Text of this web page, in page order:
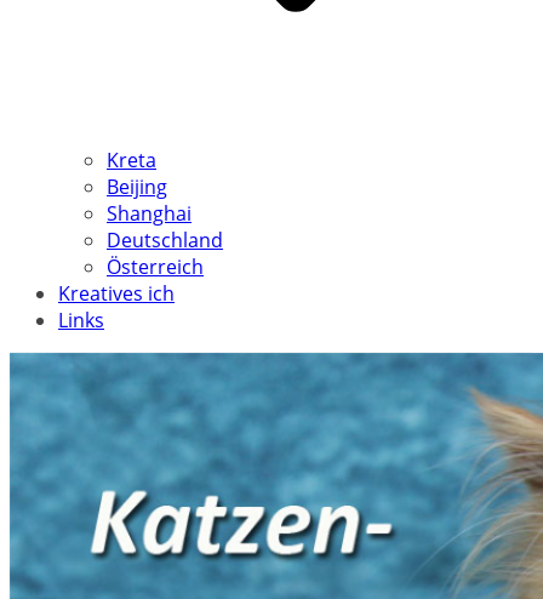
Kreta
Beijing
Shanghai
Deutschland
Österreich
Kreatives ich
Links